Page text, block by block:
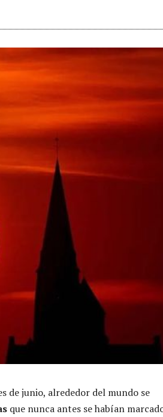
de junio, alrededor del mundo se
que nunca antes se habían